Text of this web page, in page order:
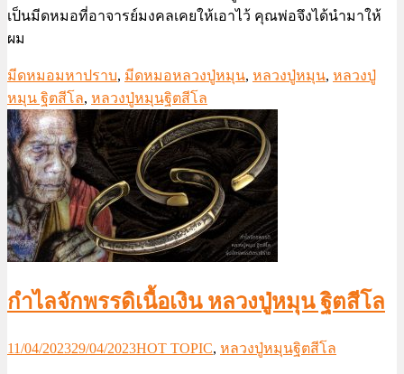
เป็นมีดหมอที่อาจารย์มงคลเคยให้เอาไว้ คุณพ่อจึงได้นำมาให้
ผม
มีดหมอมหาปราบ, มีดหมอหลวงปู่หมุน, หลวงปู่หมุน, หลวงปู่
หมุน ฐิตสีโล, หลวงปู่หมุนฐิตสีโล
กำไลจักพรรดิเนื้อเงิน หลวงปู่หมุน ฐิตสีโล
11/04/202329/04/2023HOT TOPIC, หลวงปู่หมุนฐิตสีโล